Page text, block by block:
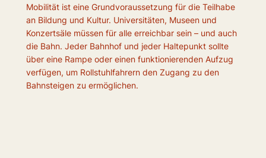
Mobilität ist eine Grundvoraussetzung für die Teilhabe
an Bildung und Kultur. Universitäten, Museen und
Konzertsäle müssen für alle erreichbar sein – und auch
die Bahn. Jeder Bahnhof und jeder Haltepunkt sollte
über eine Rampe oder einen funktionierenden Aufzug
verfügen, um Rollstuhlfahrern den Zugang zu den
Bahnsteigen zu ermöglichen.